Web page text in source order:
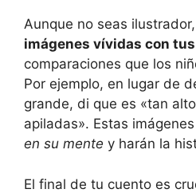
Aunque no seas
imágenes ‍vívidas con
comparaciones⁣ que los
Por ejemplo, en lugar⁤ de
‍grande, di que es «tan
apiladas». Estas ‌imágenes⁤
en​ su mente y ⁢harán la
El ​final‍ de tu cuento‌ es​